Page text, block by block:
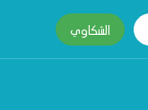
الشكاوي